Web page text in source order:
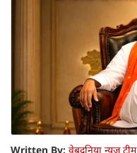
Written By: वेबदुनिया न्यूज़ टीम